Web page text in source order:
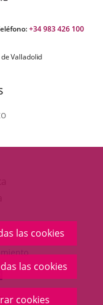
las cookies
las cookies
cookies
+34 983 426 100
Valladolid
aplicación
externa.
ENLACE
A